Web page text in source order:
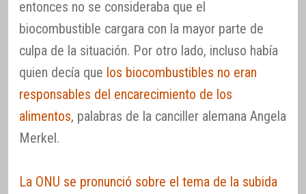
entonces no se consideraba que el
biocombustible cargara con la mayor parte de
culpa de la situación. Por otro lado, incluso había
quien decía que los biocombustibles no eran
responsables del encarecimiento de los
alimentos, palabras de la canciller alemana Angela
Merkel.
La ONU se pronunció sobre el tema de la subida